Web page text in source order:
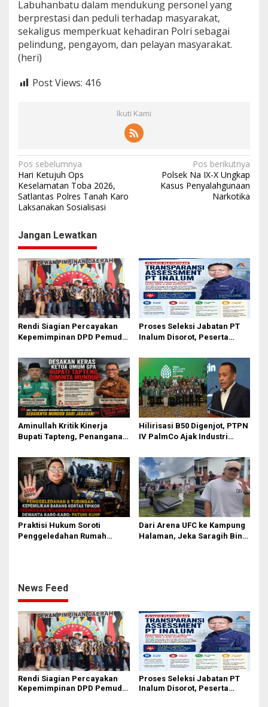
Labuhanbatu dalam mendukung personel yang
berprestasi dan peduli terhadap masyarakat,
sekaligus memperkuat kehadiran Polri sebagai
pelindung, pengayom, dan pelayan masyarakat.
(heri)
Post Views: 416
Ikuti Kami
N
a
v
g
a
s
i
p
o
s
Pos sebelumnya
Hari Ketujuh Ops
Keselamatan Toba 2026,
Satlantas Polres Tanah Karo
Laksanakan Sosialisasi
Pos berikutnya
Polsek Na IX-X Ungkap
Kasus Penyalahgunaan
Narkotika
Jangan Lewatkan
Rendi Siagian Percayakan
Kepemimpinan DPD Pemuda
kepada Josef Sembiring
Proses Seleksi Jabatan PT
Inalum Disorot, Peserta
Assessment
Aminullah Kritik Kinerja
Bupati Tapteng, Penanganan
Hilirisasi B50 Digenjot, PTPN
IV PalmCo Ajak Industri
Rakyat
Praktisi Hukum Soroti
Penggeledahan Rumah
Dari Arena UFC ke Kampung
Halaman, Jeka Saragih Bina
News Feed
Rendi Siagian Percayakan
Kepemimpinan DPD Pemuda
Proses Seleksi Jabatan PT
Inalum Disorot, Peserta